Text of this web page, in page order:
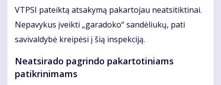
VTPSI pateiktą atsakymą pakartojau neatsitiktinai.
Nepavykus įveikti „garadoko“ sandėliukų, pati
savivaldybė kreipėsi į šią inspekciją.
Neatsirado pagrindo pakartotiniams
patikrinimams